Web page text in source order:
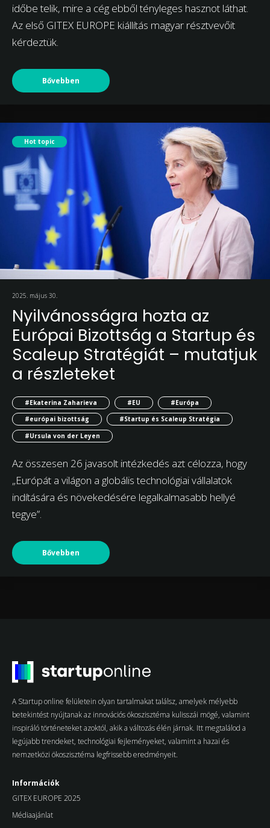
időbe telik, mire a cég ebből tényleges hasznot láthat.
Az első GITEX EUROPE kiállítás magyar résztvevőit
kérdeztük.
Bővebben
Hot topic
2025. május 30.
Nyilvánosságra hozta az
Európai Bizottság a Startup és
Scaleup Stratégiát – mutatjuk
a részleteket
#Ekaterina Zaharieva #EU
#Európa
#európai bizottság
#Startup és Scaleup Stratégia
#Ursula von der Leyen
Az összesen 26 javasolt intézkedés azt célozza, hogy
„Európát a világon a globális technológiai vállalatok
indítására és növekedésére legalkalmasabb hellyé
tegye”.
Bővebben
A Startup online felületein olyan tartalmakat találsz, amelyek mélyebb
betekintést nyújtanak az innovációs ökoszisztéma kulisszái mögé, valamint
inspiráló történeteket azoktól, akik a változás élén járnak. Itt megtalálod a
legújabb trendeket, technológiai fejleményeket, valamint a hazai és
nemzetközi ökoszisztéma legfrissebb eredményeit.
Információk
GITEX EUROPE 2025
Médiaajánlat